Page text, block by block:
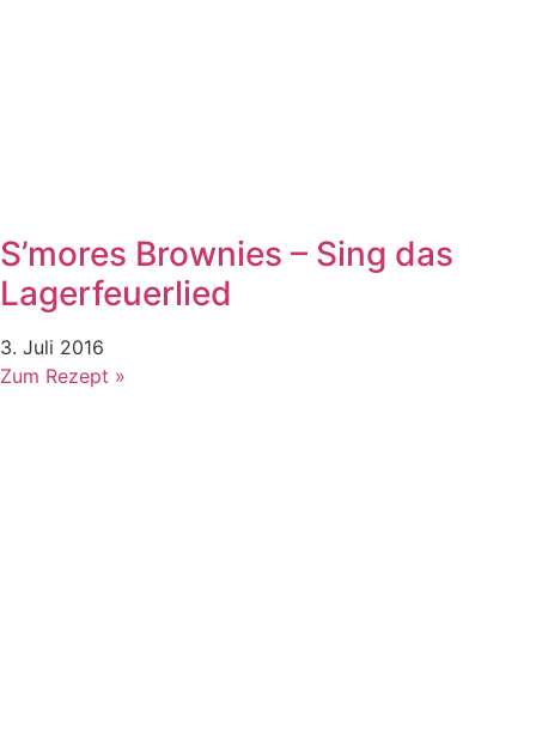
S’mores Brownies – Sing das
Lagerfeuerlied
3. Juli 2016
Zum Rezept »